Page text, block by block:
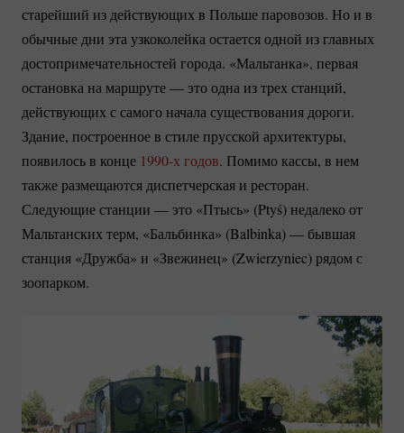
старейший из действующих в Польше паровозов. Но и в
обычные дни эта узкоколейка остается одной из главных
достопримечательностей города. «Мальтанка», первая
остановка на маршруте — это одна из трех станций,
действующих с самого начала существования дороги.
Здание, построенное в стиле прусской архитектуры,
появилось в конце 1990-х годов. Помимо кассы, в нем
также размещаются диспетчерская и ресторан.
Следующие станции — это «Птысь» (Ptyś) недалеко от
Мальтанских терм, «Бальбинка» (Balbinka) — бывшая
станция «Дружба» и «Звежинец» (Zwierzyniec) рядом с
зоопарком.